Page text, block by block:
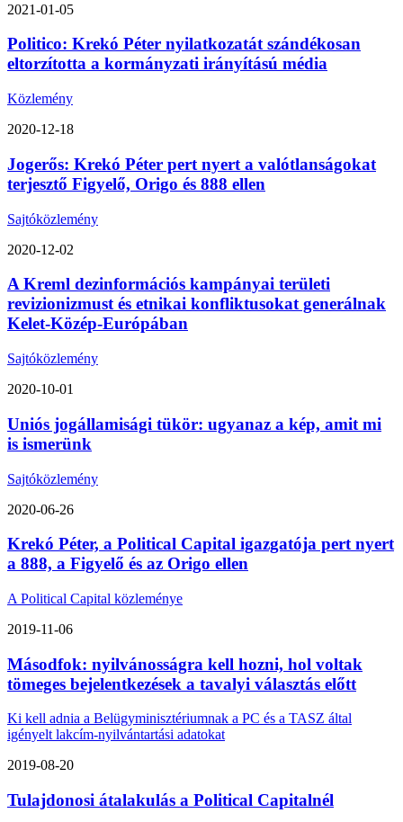
2021-01-05
Politico: Krekó Péter nyilatkozatát szándékosan
eltorzította a kormányzati irányítású média
Közlemény
2020-12-18
Jogerős: Krekó Péter pert nyert a valótlanságokat
terjesztő Figyelő, Origo és 888 ellen
Sajtóközlemény
2020-12-02
A Kreml dezinformációs kampányai területi
revizionizmust és etnikai konfliktusokat generálnak
Kelet-Közép-Európában
Sajtóközlemény
2020-10-01
Uniós jogállamisági tükör: ugyanaz a kép, amit mi
is ismerünk
Sajtóközlemény
2020-06-26
Krekó Péter, a Political Capital igazgatója pert nyert
a 888, a Figyelő és az Origo ellen
A Political Capital közleménye
2019-11-06
Másodfok: nyilvánosságra kell hozni, hol voltak
tömeges bejelentkezések a tavalyi választás előtt
Ki kell adnia a Belügyminisztériumnak a PC és a TASZ által
igényelt lakcím-nyilvántartási adatokat
2019-08-20
Tulajdonosi átalakulás a Political Capitalnél